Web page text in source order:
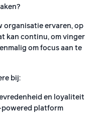
organisatie ervaren, op
kan continu, om vinger
om focus aan te
bij:
en loyaliteit
powered platform